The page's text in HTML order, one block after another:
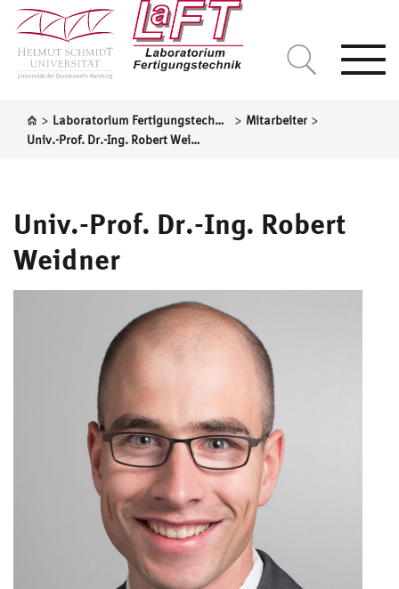
> Laboratorium Fertigungstechnik > Mitarbeiter >
Univ.-Prof. Dr.-Ing. Robert Weidner
Univ.-Prof. Dr.-Ing. Robert
Weidner